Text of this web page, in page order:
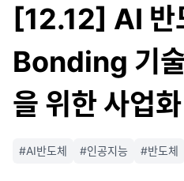
[12.12] AI
Bonding 기
을 위한 사업
#AI반도체 #인공지능 #반도체